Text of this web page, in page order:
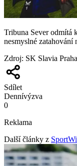
Tribuna Sever odmítá
nesmyslné zatahování
Zdroj: SK Slavia Praha
Sdílet
Dennívýzva
0
Reklama
Další články z